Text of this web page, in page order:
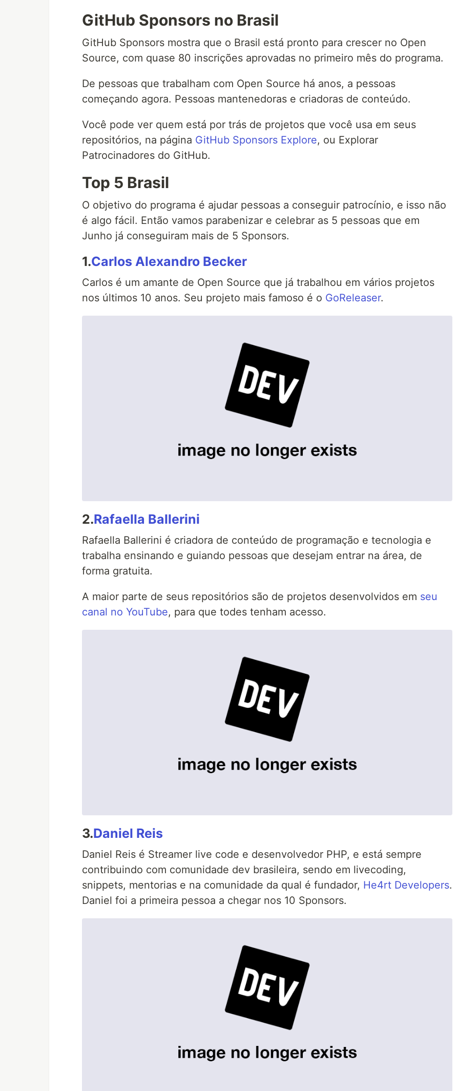
GitHub Sponsors no Brasil
GitHub Sponsors mostra que o Brasil está pronto para crescer no Open
Source, com quase 80 inscrições aprovadas no primeiro mês do programa.
De pessoas que trabalham com Open Source há anos, a pessoas
começando agora. Pessoas mantenedoras e criadoras de conteúdo.
Você pode ver quem está por trás de projetos que você usa em seus
repositórios, na página GitHub Sponsors Explore, ou Explorar
Patrocinadores do GitHub.
Top 5 Brasil
O objetivo do programa é ajudar pessoas a conseguir patrocínio, e isso não
é algo fácil. Então vamos parabenizar e celebrar as 5 pessoas que em
Junho já conseguiram mais de 5 Sponsors.
1.Carlos Alexandro Becker
Carlos é um amante de Open Source que já trabalhou em vários projetos
nos últimos 10 anos. Seu projeto mais famoso é o GoReleaser.
2.Rafaella Ballerini
Rafaella Ballerini é criadora de conteúdo de programação e tecnologia e
trabalha ensinando e guiando pessoas que desejam entrar na área, de
forma gratuita.
A maior parte de seus repositórios são de projetos desenvolvidos em seu
canal no YouTube, para que todes tenham acesso.
3.Daniel Reis
Daniel Reis é Streamer live code e desenvolvedor PHP, e está sempre
contribuindo com comunidade dev brasileira, sendo em livecoding,
snippets, mentorias e na comunidade da qual é fundador, He4rt Developers.
Daniel foi a primeira pessoa a chegar nos 10 Sponsors.